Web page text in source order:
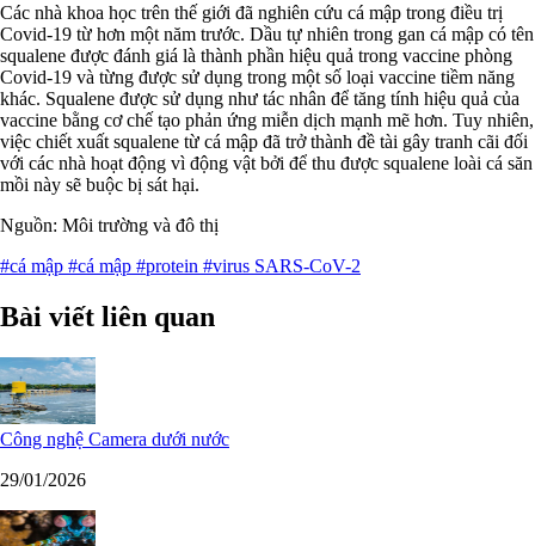
Các nhà khoa học trên thế giới đã nghiên cứu cá mập trong điều trị
Covid-19 từ hơn một năm trước. Dầu tự nhiên trong gan cá mập có tên
squalene được đánh giá là thành phần hiệu quả trong vaccine phòng
Covid-19 và từng được sử dụng trong một số loại vaccine tiềm năng
khác. Squalene được sử dụng như tác nhân để tăng tính hiệu quả của
vaccine bằng cơ chế tạo phản ứng miễn dịch mạnh mẽ hơn. Tuy nhiên,
việc chiết xuất squalene từ cá mập đã trở thành đề tài gây tranh cãi đối
với các nhà hoạt động vì động vật bởi để thu được squalene loài cá săn
mồi này sẽ buộc bị sát hại.
Nguồn: Môi trường và đô thị
#cá mập #cá mập #protein #virus SARS-CoV-2
Bài viết liên quan
Công nghệ Camera dưới nước
29/01/2026